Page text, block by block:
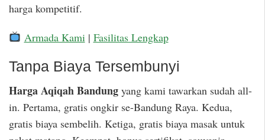
harga kompetitif.
Armada Kami | Fasilitas Lengkap
Tanpa Biaya Tersembunyi
Harga Aqiqah Bandung yang kami tawarkan sudah all-
in. Pertama, gratis ongkir se-Bandung Raya. Kedua,
gratis biaya sembelih. Ketiga, gratis biaya masak untuk